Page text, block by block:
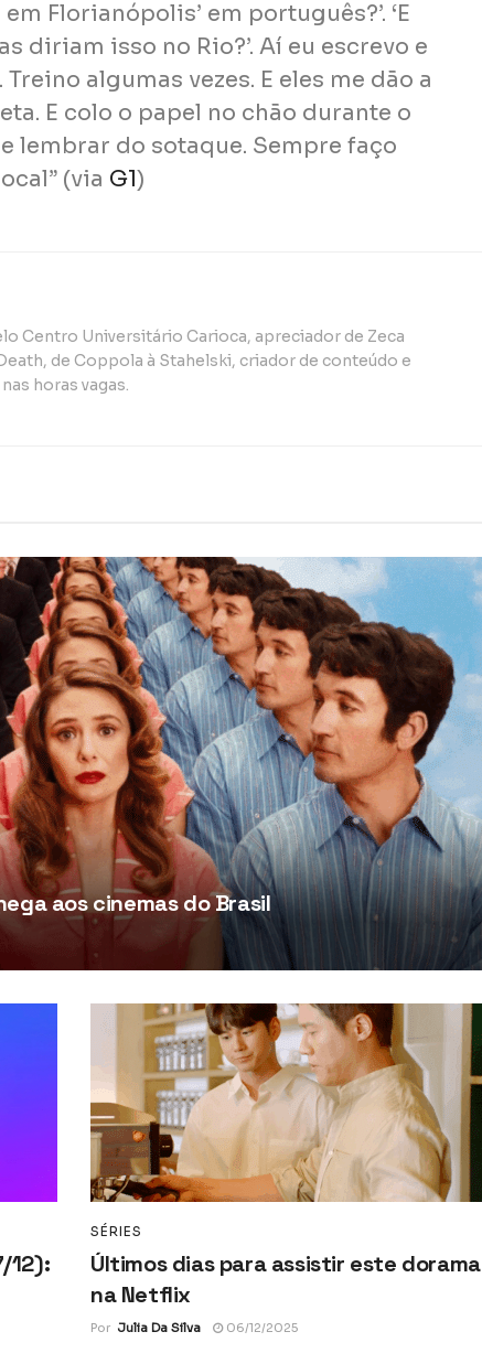
Florianópolis’ em português?’. ‘E
diriam isso no Rio?’. Aí eu escrevo e
algumas vezes. E eles me dão a
E colo o papel no chão durante o
lembrar do sotaque. Sempre faço
(via G1)
Centro Universitário Carioca, apreciador de Zeca
de Coppola à Stahelski, criador de conteúdo e
horas vagas.
aos cinemas do Brasil
12):
SÉRIES
Últimos dias para assistir este dorama
na Netflix
Por Julia Da Silva 06/12/2025